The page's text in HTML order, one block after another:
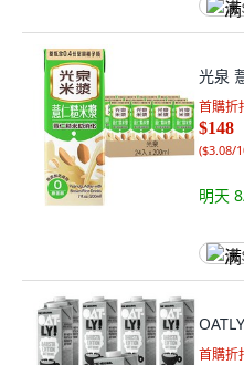
满
光泉
首購折
$148
($3.08/
明天
满
首購折